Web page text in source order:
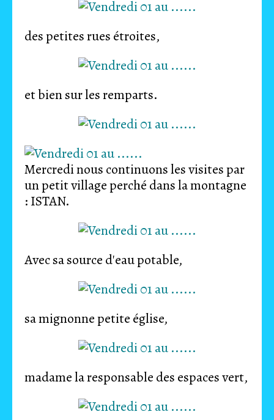
des petites rues étroites,
et bien sur les remparts.
Mercredi nous continuons les visites par
un petit village perché dans la montagne
: ISTAN.
Avec sa source d'eau potable,
sa mignonne petite église,
madame la responsable des espaces vert,